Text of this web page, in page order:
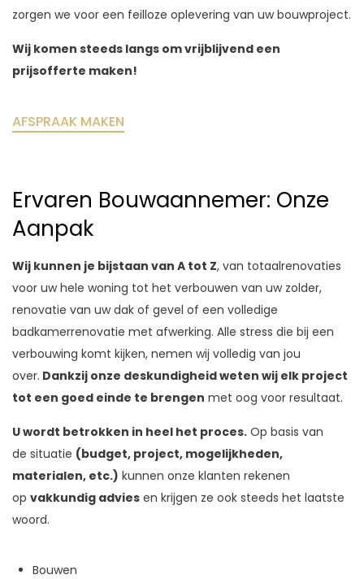
zorgen we voor een feilloze oplevering van uw bouwproject.
Wij komen steeds langs om vrijblijvend een
prijsofferte maken!
AFSPRAAK MAKEN
Ervaren Bouwaannemer: Onze
Aanpak
Wij kunnen je bijstaan van A tot Z, van totaalrenovaties
voor uw hele woning tot het verbouwen van uw zolder,
renovatie van uw dak of gevel of een volledige
badkamerrenovatie met afwerking. Alle stress die bij een
verbouwing komt kijken, nemen wij volledig van jou
over. Dankzij onze deskundigheid weten wij elk project
tot een goed einde te brengen met oog voor resultaat.
U wordt betrokken in heel het proces. Op basis van
de situatie (budget, project, mogelijkheden,
materialen, etc.) kunnen onze klanten rekenen
op vakkundig advies en krijgen ze ook steeds het laatste
woord.
Bouwen